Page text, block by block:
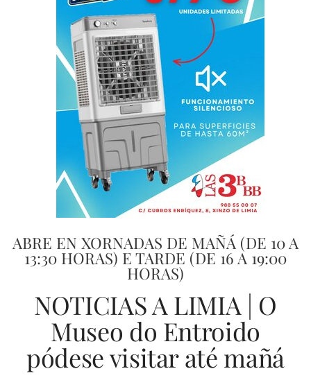
ABRE EN XORNADAS DE MAÑÁ (DE 10 A
13:30 HORAS) E TARDE (DE 16 A 19:00
HORAS)
NOTICIAS A LIMIA | O
Museo do Entroido
pódese visitar até mañá